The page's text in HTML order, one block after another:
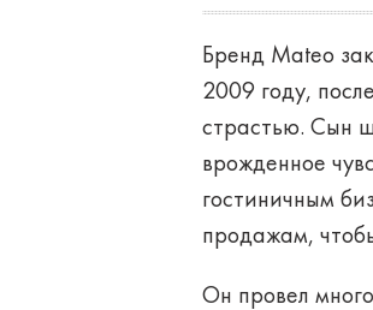
Бренд Mateo
2009 году,
страстью. Сын
врожденное
гостиничным
продажам,
Он провел